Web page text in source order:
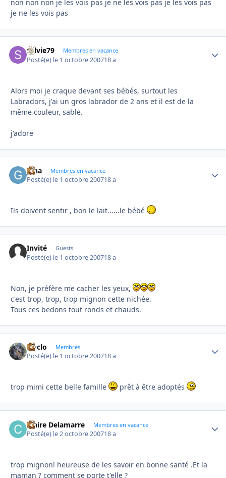
non non non je les vois pas je ne les vois pas je les vois pas
je ne les vois pas
sylvie79 Membres en vacance
Posté(e) le 1 octobre 200718 a
Alors moi je craque devant ses bébés, surtout les
Labradors, j'ai un gros labrador de 2 ans et il est de la
même couleur, sable.
j'adore
gina Membres en vacance
Posté(e) le 1 octobre 200718 a
Ils doivent sentir , bon le lait......le bébé
Invité Guests
Posté(e) le 1 octobre 200718 a
Non, je préfère me cacher les yeux,
c'est trop, trop, trop mignon cette nichée.
Tous ces bedons tout ronds et chauds.
cloclo Membres
Posté(e) le 1 octobre 200718 a
trop mimi cette belle famille prêt à être adoptés
Claire Delamarre Membres en vacance
Posté(e) le 2 octobre 200718 a
trop mignon! heureuse de les savoir en bonne santé .Et la
maman ? comment se porte t'elle ?